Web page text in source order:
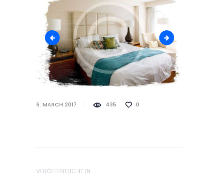
img_4 room-2
6. MARCH 2017 435 0
VERÖFFENTLICHT IN